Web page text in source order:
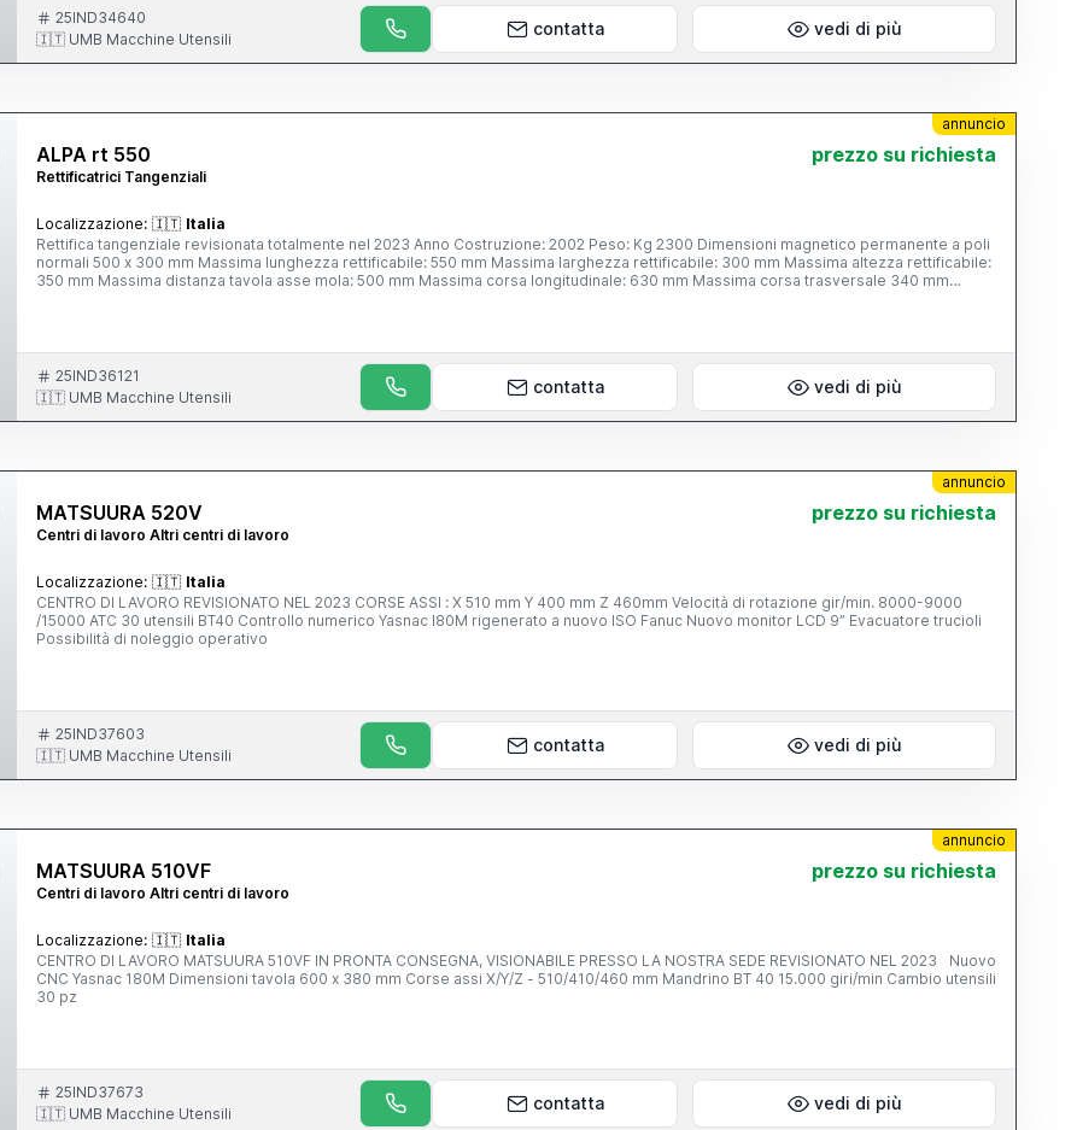
25IND34640
🇮🇹 UMB Macchine Utensili
contatta vedi di più
annuncio
ALPA rt 550
Rettificatrici Tangenziali
prezzo su richiesta
Localizzazione: 🇮🇹 Italia
Rettifica tangenziale revisionata totalmente nel 2023 Anno Costruzione: 2002 Peso: Kg 2300 Dimensioni magnetico permanente a poli
normali 500 x 300 mm Massima lunghezza rettificabile: 550 mm Massima larghezza rettificabile: 300 mm Massima altezza rettificabile:
350 mm Massima distanza tavola asse mola: 500 mm Massima corsa longitudinale: 630 mm Massima corsa trasversale 340 mm
del mandrino portamola a 50 Hz: 1900/2400 g/1' Potenza del motore mola: 6,5 Hp Peso netto approssimativo: 2100 Kg Dimensioni
d'ingombro: 3000 x 1700 x 1750 h mm
25IND36121
🇮🇹 UMB Macchine Utensili
contatta vedi di più
annuncio
MATSUURA 520V
Centri di lavoro Altri centri di lavoro
prezzo su richiesta
Localizzazione: 🇮🇹 Italia
CENTRO DI LAVORO REVISIONATO NEL 2023 CORSE ASSI : X 510 mm Y 400 mm Z 460mm Velocità di rotazione gir/min. 8000-9000
/15000 ATC 30 utensili BT40 Controllo numerico Yasnac I80M rigenerato a nuovo ISO Fanuc Nuovo monitor LCD 9” Evacuatore trucioli
Possibilità di noleggio operativo
25IND37603
🇮🇹 UMB Macchine Utensili
contatta vedi di più
annuncio
MATSUURA 510VF
Centri di lavoro Altri centri di lavoro
prezzo su richiesta
Localizzazione: 🇮🇹 Italia
CENTRO DI LAVORO MATSUURA 510VF IN PRONTA CONSEGNA, VISIONABILE PRESSO LA NOSTRA SEDE REVISIONATO NEL 2023 Nuovo
CNC Yasnac 180M Dimensioni tavola 600 x 380 mm Corse assi X/Y/Z - 510/410/460 mm Mandrino BT 40 15.000 giri/min Cambio utensili
30 pz
25IND37673
🇮🇹 UMB Macchine Utensili
contatta vedi di più